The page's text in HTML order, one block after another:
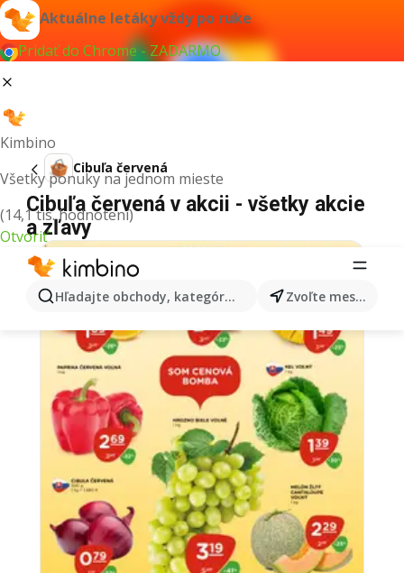
Aktuálne letáky vždy po ruke
Pridať do Chrome - ZADARMO
Kimbino
Všetky ponuky na jednom mieste
(14,1 tis. hodnotení)
Otvoriť
Hľadajte obchody, kategórie, produkty... Zvoľte mesto
Cibuľa červená
Cibuľa červená v akcii - všetky akcie
a zľavy